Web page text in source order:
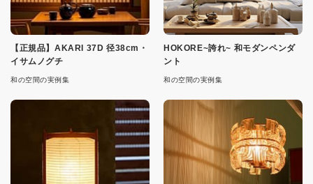
【正規品】AKARI 37D 径38cm・
イサムノグチ
和の空間の実例集
HOKORE~誇れ~ 和モダンペンダ
ント
和の空間の実例集